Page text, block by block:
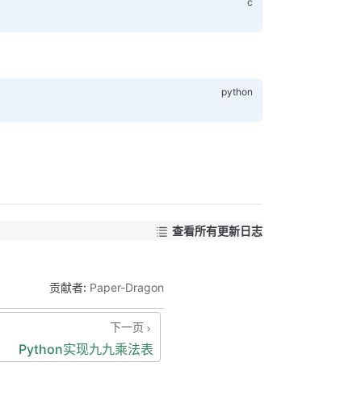
查看所有更新日志
贡献者: Paper-Dragon
下一页
Python实现九九乘法表